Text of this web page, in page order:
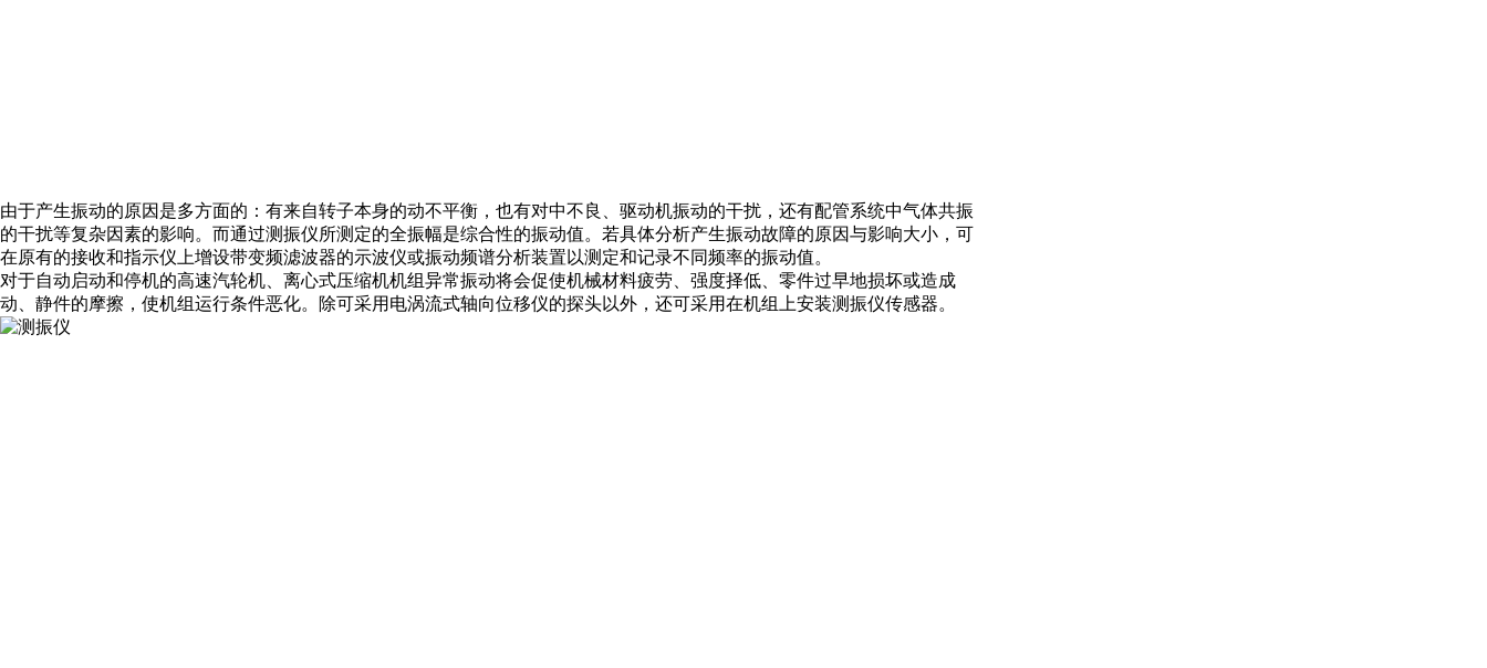
由于产生振动的原因是多方面的：有来自转子本身的动不平衡，也有对中不良、驱动机振动的干扰，还有配管系统中气体共振
的干扰等复杂因素的影响。而通过测振仪所测定的全振幅是综合性的振动值。若具体分析产生振动故障的原因与影响大小，可
在原有的接收和指示仪上增设带变频滤波器的示波仪或振动频谱分析装置以测定和记录不同频率的振动值。
对于自动启动和停机的高速汽轮机、离心式压缩机机组异常振动将会促使机械材料疲劳、强度择低、零件过早地损坏或造成
动、静件的摩擦，使机组运行条件恶化。除可采用电涡流式轴向位移仪的探头以外，还可采用在机组上安装测振仪传感器。